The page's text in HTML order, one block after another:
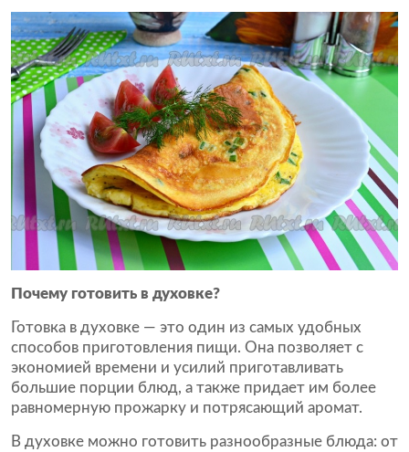
Почему готовить в духовке?
Готовка в духовке — это один из самых удобных
способов приготовления пищи. Она позволяет с
экономией времени и усилий приготавливать
большие порции блюд, а также придает им более
равномерную прожарку и потрясающий аромат.
В духовке можно готовить разнообразные блюда: от